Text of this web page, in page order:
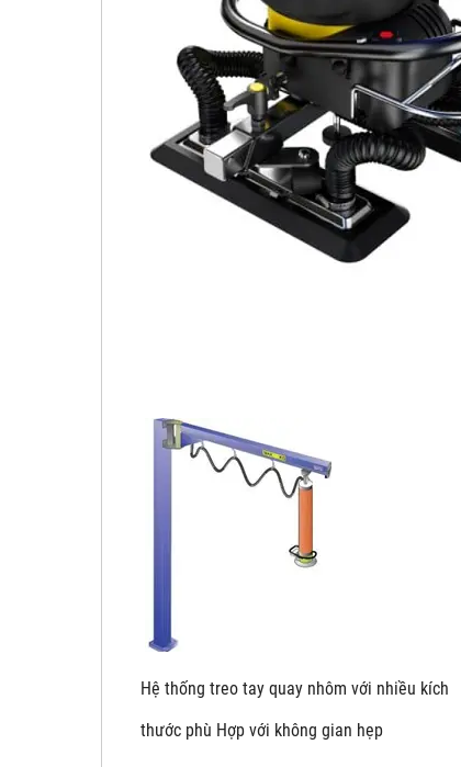
Hệ thống treo tay quay nhôm với
thước phù Hợp với không gian hẹp